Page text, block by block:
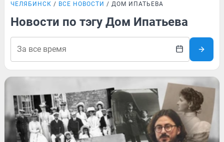
ЧЕЛЯБИНСК ВСЕ НОВОСТИ ДОМ ИПАТЬЕВА
Новости по тэгу Дом Ипатьева